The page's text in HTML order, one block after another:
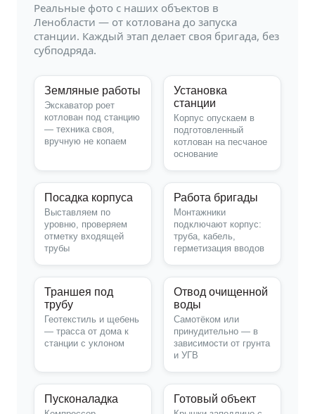
Реальные фото с наших объектов в
Ленобласти — от котлована до запуска
станции. Каждый этап делает своя бригада, без
субподряда.
Земляные работы
Экскаватор роет
котлован под станцию
— техника своя,
вручную не копаем
Установка
станции
Корпус опускаем в
подготовленный
котлован на песчаное
основание
Посадка корпуса
Выставляем по
уровню, проверяем
отметку входящей
трубы
Работа бригады
Монтажники
подключают корпус:
труба, кабель,
герметизация вводов
Траншея под
трубу
Геотекстиль и щебень
— трасса от дома к
станции с уклоном
Отвод очищенной
воды
Самотёком или
принудительно — в
зависимости от грунта
и УГВ
Пусконаладка Готовый объект